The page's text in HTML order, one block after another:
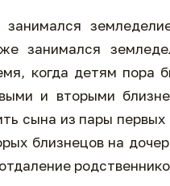
занимался
когда детям пора
и вторыми
сына из пары первых
близнецов на